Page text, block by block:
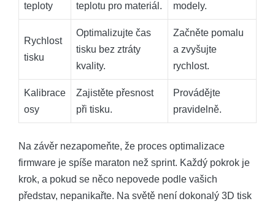
teploty
teplotu pro materiál.
modely.
Rychlost
tisku
Optimalizujte čas
tisku bez ztráty
kvality.
Začněte pomalu
a zvyšujte
rychlost.
Kalibrace
osy
Zajistěte přesnost
při tisku.
Provádějte
pravidelně.
Na závěr nezapomeňte, že proces optimalizace
firmware je spíše maraton než sprint. Každý pokrok je
krok, a pokud se něco nepovede podle vašich
představ, nepanikařte. Na světě není dokonalý 3D tisk